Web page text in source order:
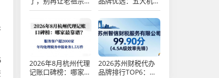
宝贝烂在箱底
实力评测与推荐
2026年8月杭州代理
记账口碑榜：哪家最
2026苏州财税代办
品牌排行TOP6：谁